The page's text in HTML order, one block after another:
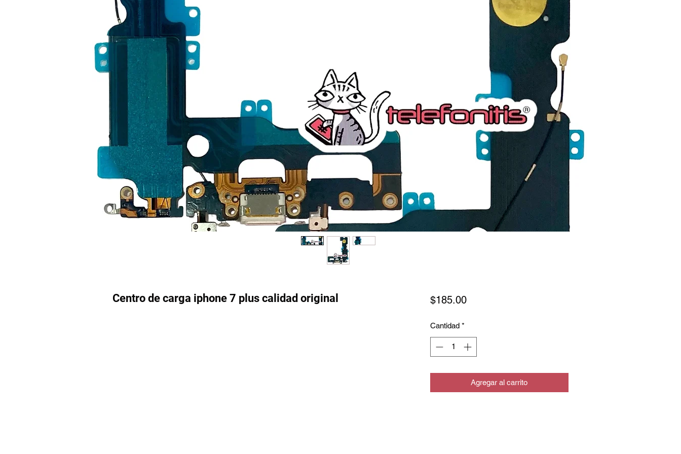
Centro de carga iphone 7 plus calidad original $185.00Precio
Cantidad *
Agregar al carrito